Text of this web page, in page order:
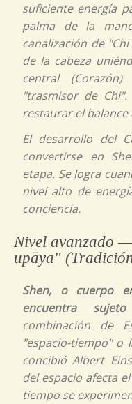
suficiente energía
palma de la
canalización de
de la cabeza
central
"trasmisor de
restaurar el balance
El desarrollo del
convertirse en
etapa. Se logra
nivel alto de
conciencia.
Nivel avanzado
upāya"
Shen, o cuerpo
encuentra
combinación de
"espacio-tiempo" o
concibió Albert
del espacio afecta
tiempo se